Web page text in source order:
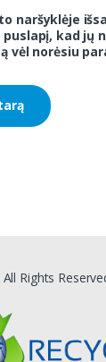
naršyklėje
kad jų
vėl norėsiu
Rights